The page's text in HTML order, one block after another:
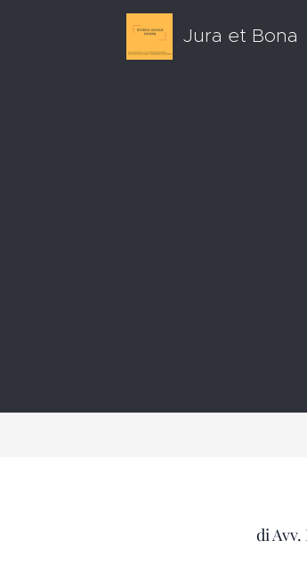
Jura et Bona
di